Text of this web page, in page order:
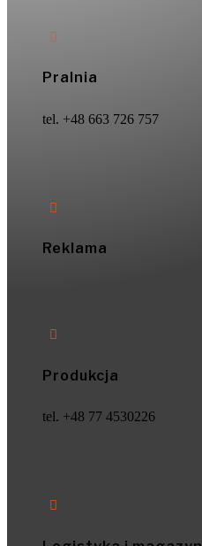

Pralnia
tel. +48 663 726 757

Reklama

Produkcja
tel. +48 77 4530226
